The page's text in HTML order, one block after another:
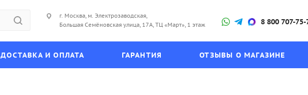
г. Москва, м. Электрозаводская,
Большая Семёновская улица, 17А, ТЦ «Март», 1 этаж
8 800 707-75-
ДОСТАВКА И ОПЛАТА ГАРАНТИЯ ОТЗЫВЫ О МАГАЗИНЕ